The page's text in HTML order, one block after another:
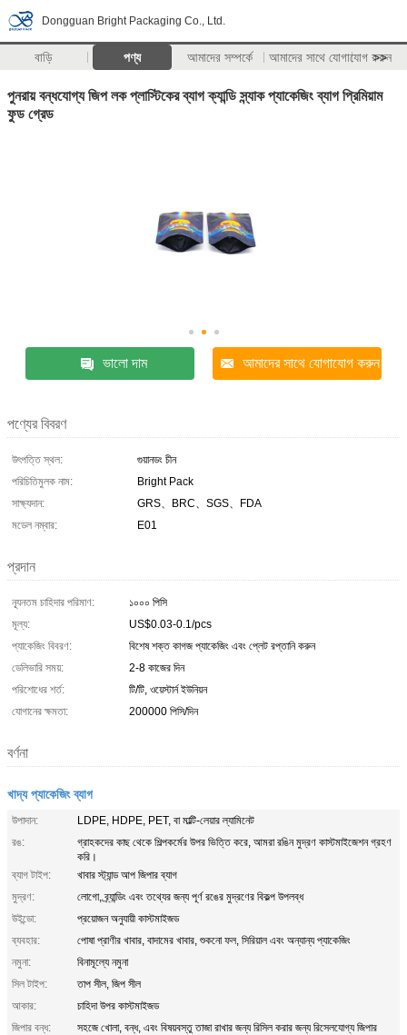
Dongguan Bright Packaging Co., Ltd.
বাড়ি পণ্য আমাদের সম্পর্কে আমাদের সাথে যোগাযোগ করুন
>>
পুনরায় বন্ধযোগ্য জিপ লক প্লাস্টিকের ব্যাগ ক্যান্ডি স্ন্যাক প্যাকেজিং ব্যাগ প্রিমিয়াম
ফুড গ্রেড
ভালো দাম আমাদের সাথে যোগাযোগ করুন
পণ্যের বিবরণ
উৎপত্তি স্থল:
গুয়ানডং চীন
পরিচিতিমুলক নাম:
Bright Pack
সাক্ষ্যদান:
GRS、BRC、SGS、FDA
মডেল নম্বার:
E01
প্রদান
ন্যূনতম চাহিদার পরিমাণ:
১০০০ পিসি
মূল্য:
US$0.03-0.1/pcs
প্যাকেজিং বিবরণ:
বিশেষ শক্ত কাগজ প্যাকেজিং এবং প্লেট রপ্তানি করুন
ডেলিভারি সময়:
2-8 কাজের দিন
পরিশোধের শর্ত:
টি/টি, ওয়েস্টার্ন ইউনিয়ন
যোগানের ক্ষমতা:
200000 পিসি/দিন
বর্ণনা
খাদ্য প্যাকেজিং ব্যাগ
উপাদান:
LDPE, HDPE, PET, বা মাল্টি-লেয়ার ল্যামিনেট
রঙ:
গ্রাহকদের কাছ থেকে শিল্পকর্মের উপর ভিত্তি করে, আমরা রঙিন মুদ্রণ কাস্টমাইজেশন গ্রহণ
করি।
ব্যাগ টাইপ:
খাবার স্ট্যান্ড আপ জিপার ব্যাগ
মুদ্রণ:
লোগো, ব্র্যান্ডিং এবং তথ্যের জন্য পূর্ণ রঙের মুদ্রণের বিকল্প উপলব্ধ
উইন্ডো:
প্রয়োজন অনুযায়ী কাস্টমাইজড
ব্যবহার:
পোষা প্রাণীর খাবার, বাদামের খাবার, শুকনো ফল, সিরিয়াল এবং অন্যান্য প্যাকেজিং
নমুনা:
বিনামূল্যে নমুনা
সিল টাইপ:
তাপ সীল, জিপ সীল
আকার:
চাহিদা উপর কাস্টমাইজড
জিপার বন্ধ:
সহজে খোলা, বন্ধ, এবং বিষয়বস্তু তাজা রাখার জন্য রিসিল করার জন্য রিসেলযোগ্য জিপার